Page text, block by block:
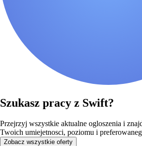
Szukasz pracy z Swift?
Przejrzyj wszystkie aktualne ogloszenia i
Twoich umiejetnosci, poziomu i
Zobacz wszystkie oferty